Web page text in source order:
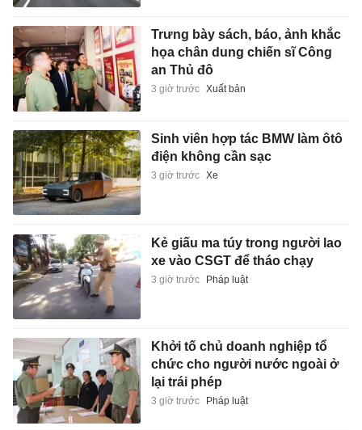
Trưng bày sách, báo, ảnh khắc
họa chân dung chiến sĩ Công
an Thủ đô
3 giờ trước Xuất bản
Sinh viên hợp tác BMW làm ôtô
điện không cần sạc
3 giờ trước Xe
Kẻ giấu ma túy trong người lao
xe vào CSGT để tháo chạy
3 giờ trước Pháp luật
Khởi tố chủ doanh nghiệp tổ
chức cho người nước ngoài ở
lại trái phép
3 giờ trước Pháp luật